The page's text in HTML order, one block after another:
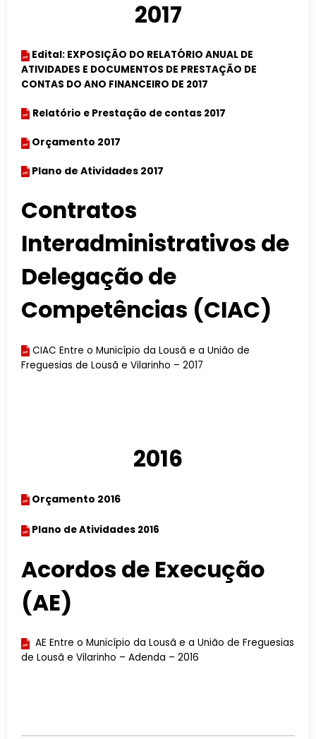
2017
Edital: EXPOSIÇÃO DO RELATÓRIO ANUAL DE
ATIVIDADES E DOCUMENTOS DE PRESTAÇÃO DE
CONTAS DO ANO FINANCEIRO DE 2017
Relatório e Prestação de contas 2017
Orçamento 2017
Plano de Atividades 2017
Contratos
Interadministrativos de
Delegação de
Competências (CIAC)
CIAC Entre o Município da Lousã e a União de
Freguesias de Lousã e Vilarinho – 2017
2016
Orçamento 2016
Plano de Atividades 2016
Acordos de Execução
(AE)
AE Entre o Município da Lousã e a União de Freguesias
de Lousã e Vilarinho – Adenda – 2016